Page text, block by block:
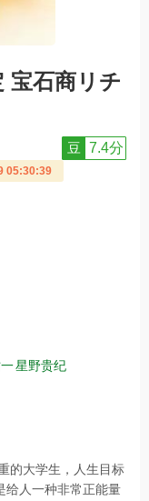
宝石商リチ
豆 7.4分
05:30:39
星野贵纪
的大学生，人生目标
给人一种非常正能量